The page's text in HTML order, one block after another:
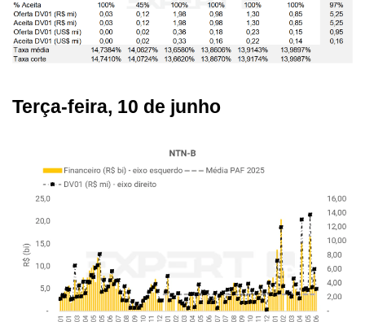
Terça-feira, 10 de junho